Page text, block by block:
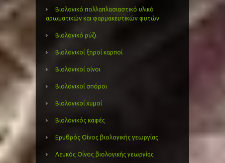
Βιολογικό πολλαπλασιαστικό υλικό
αρωματικών και φαρμακευτικών φυτών
Βιολογικό ρύζι
Βιολογικοί ξηροί καρποί
Βιολογικοί οίνοι
Βιολογικοί σπόροι
Βιολογικοί χυμοί
Βιολογικός καφές
Ερυθρός Οίνος βιολογικής γεωργίας
Λευκός Οίνος βιολογικής γεωργίας